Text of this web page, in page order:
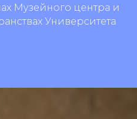
Музейного центра и
Университета